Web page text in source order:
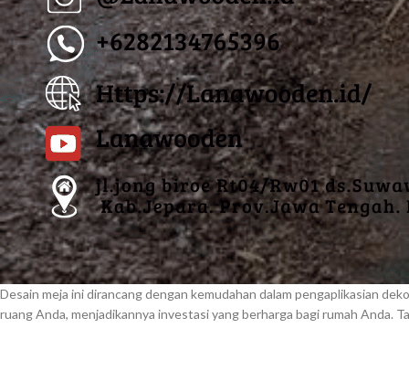
Desain meja ini dirancang dengan kemudahan dalam pengaplikasian
ruang Anda, menjadikannya investasi yang berharga bagi rumah Anda.